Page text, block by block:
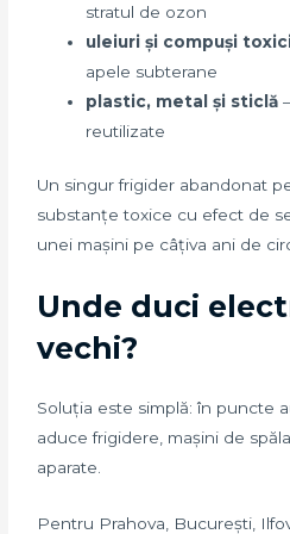
stratul de ozon
uleiuri și compuși
apele subterane
plastic, metal și sticlă
reutilizate
Un singur frigider abandonat
substanțe toxice cu efect de
unei mașini pe câțiva ani de
Unde duci
vechi?
Soluția este simplă: în puncte
aduce frigidere, mașini de
aparate.
Pentru Prahova, București,